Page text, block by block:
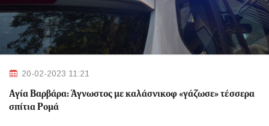
20-02-2023 11:21
Αγία Βαρβάρα: Άγνωστος με καλάσνικοφ «γάζωσε» τέσσερα
σπίτια Ρομά